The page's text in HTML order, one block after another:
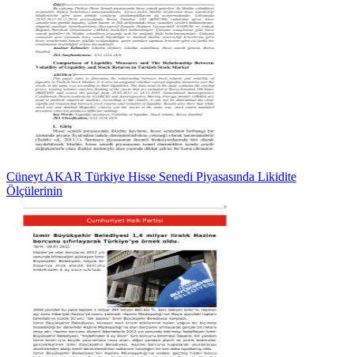
Cüneyt AKAR Türkiye Hisse Senedi Piyasasında Likidite
Ölçülerinin